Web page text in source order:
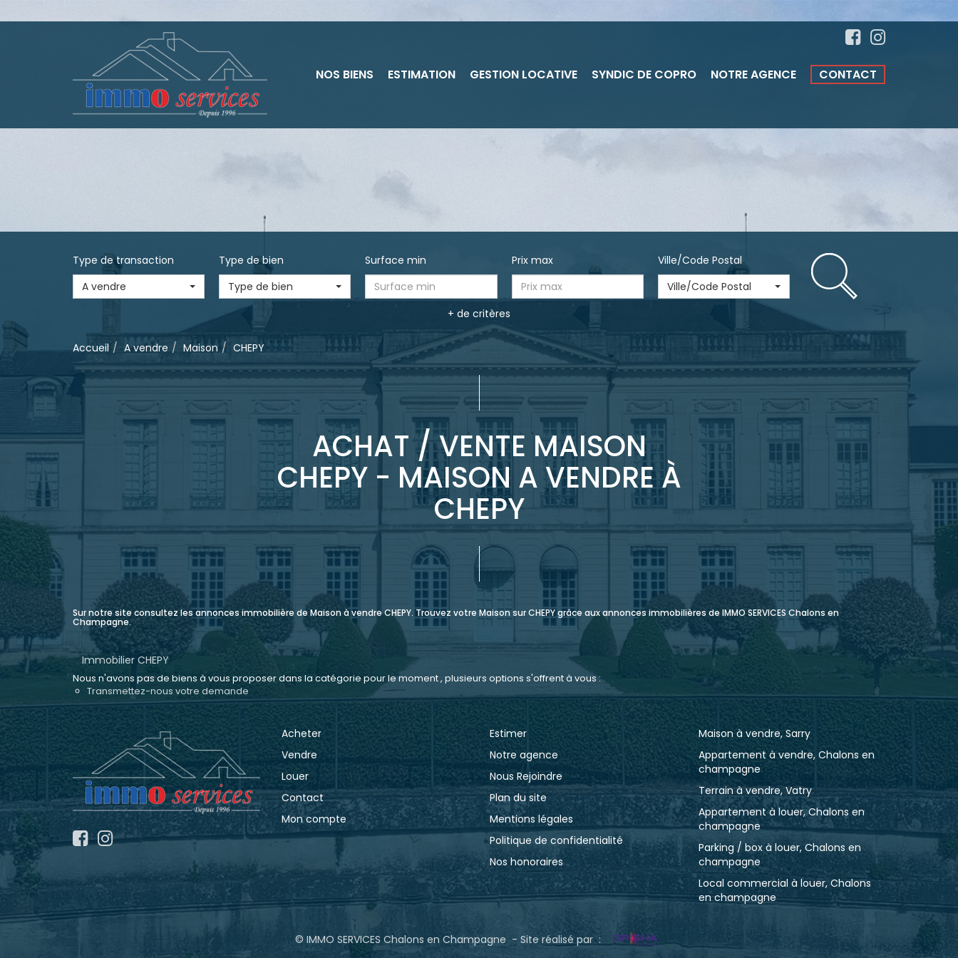
NOS BIENS ESTIMATION GESTION LOCATIVE SYNDIC DE COPRO NOTRE AGENCE CONTACT
Type de transaction
A vendre
Type de bien
Type de bien
Surface min Prix max
Ville/Code Postal
Ville/Code Postal
+ de critères
Accueil A vendre Maison CHEPY
ACHAT / VENTE MAISON
CHEPY - MAISON A VENDRE À
CHEPY
Sur notre site consultez les annonces immobilière de Maison à vendre CHEPY. Trouvez votre Maison sur CHEPY grâce aux annonces immobilières de IMMO SERVICES Chalons en
Champagne.
Immobilier CHEPY
Nous n'avons pas de biens à vous proposer dans la catégorie pour le moment , plusieurs options s'offrent à vous :
Transmettez-nous votre demande
Acheter
Vendre
Louer
Contact
Mon compte
Estimer
Notre agence
Nous Rejoindre
Plan du site
Mentions légales
Politique de confidentialité
Nos honoraires
Maison à vendre, Sarry
Appartement à vendre, Chalons en
champagne
Terrain à vendre, Vatry
Appartement à louer, Chalons en
champagne
Parking / box à louer, Chalons en
champagne
Local commercial à louer, Chalons
en champagne
© IMMO SERVICES Chalons en Champagne - Site réalisé par :